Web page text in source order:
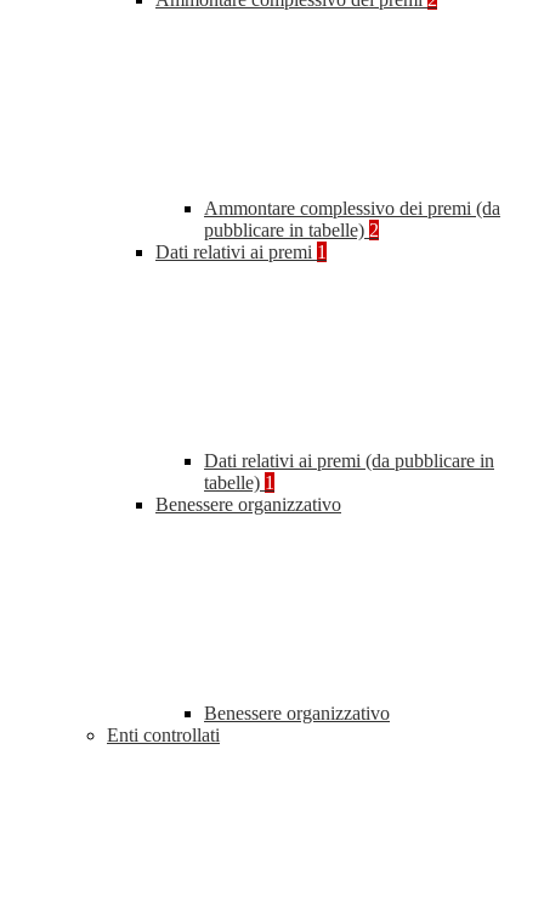
Ammontare complessivo dei premi (da
pubblicare in tabelle) 2
Dati relativi ai premi 1
Dati relativi ai premi (da pubblicare in
tabelle) 1
Benessere organizzativo
Benessere organizzativo
Enti controllati